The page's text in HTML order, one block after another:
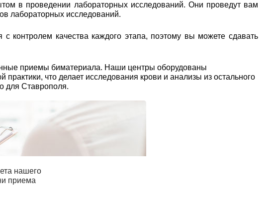
в проведении лабораторных исследований. Они проведут вам
лабораторных исследований.
качества каждого этапа, поэтому вы можете сдавать
приемы биматериала. Наши центры оборудованы
что делает исследования крови и анализы из остального
для Ставрополя.
нашего
приема